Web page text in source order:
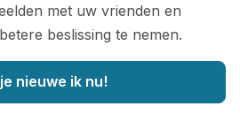
met uw vrienden en
beslissing te nemen.
nieuwe ik nu!